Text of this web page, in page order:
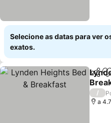
Selecione as datas para ver
exatos.
Ver
/
a